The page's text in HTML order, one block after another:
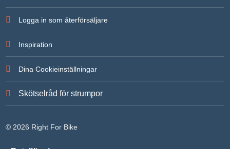
Logga in som återförsäljare
Inspiration
Dina Cookieinställningar
Skötselråd för strumpor
© 2026 Right For Bike